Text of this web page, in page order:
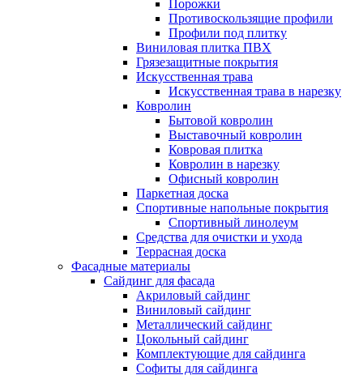
Порожки
Противоскользящие профили
Профили под плитку
Виниловая плитка ПВХ
Грязезащитные покрытия
Искусственная трава
Искусственная трава в нарезку
Ковролин
Бытовой ковролин
Выставочный ковролин
Ковровая плитка
Ковролин в нарезку
Офисный ковролин
Паркетная доска
Спортивные напольные покрытия
Спортивный линолеум
Средства для очистки и ухода
Террасная доска
Фасадные материалы
Сайдинг для фасада
Акриловый сайдинг
Виниловый сайдинг
Металлический сайдинг
Цокольный сайдинг
Комплектующие для сайдинга
Софиты для сайдинга